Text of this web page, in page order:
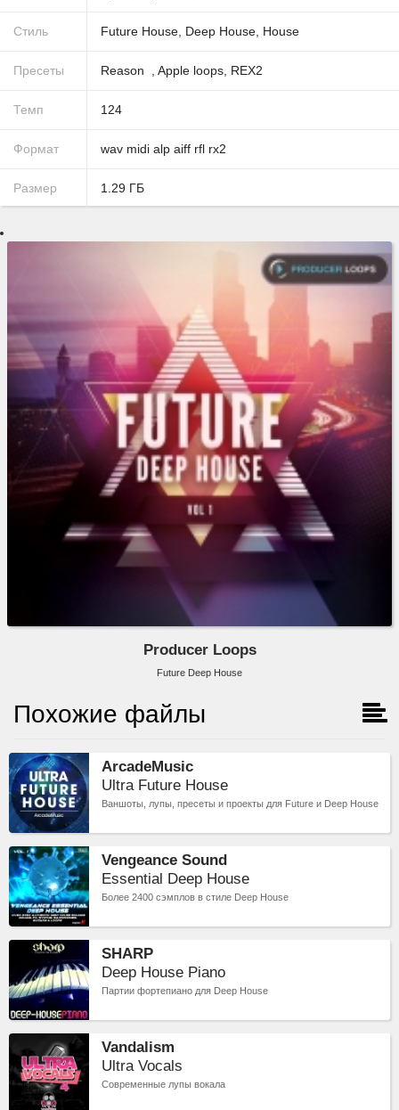
Стиль Future House Deep House House
Пресеты Reason Apple loops REX2
Темп 124
Формат wav midi alp aiff rfl rx2
Размер 1.29 ГБ
Producer Loops
Future Deep House
Похожие файлы
ArcadeMusic
Ultra Future House
Ваншоты, лупы, пресеты и проекты для Future и Deep House
Vengeance Sound
Essential Deep House
Более 2400 сэмплов в стиле Deep House
SHARP
Deep House Piano
Партии фортепиано для Deep House
Vandalism
Ultra Vocals
Современные лупы вокала